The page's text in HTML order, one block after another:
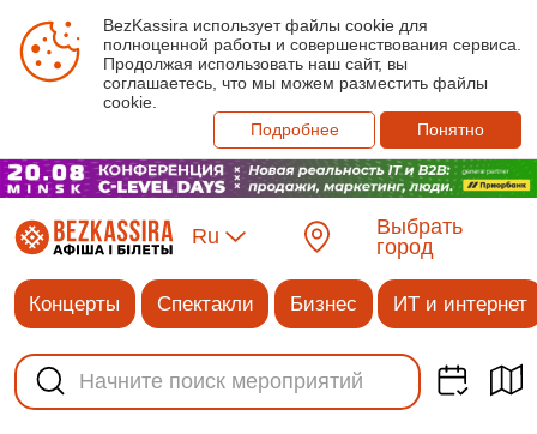
BezKassira использует файлы cookie для
полноценной работы и совершенствования сервиса.
Продолжая использовать наш сайт, вы
соглашаетесь, что мы можем разместить файлы
cookie.
Подробнее
Понятно
Ru
Выбрать
город
Концерты Спектакли Бизнес ИТ и интернет